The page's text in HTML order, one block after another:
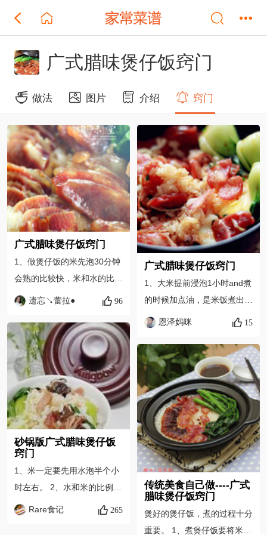
广式腊味煲仔饭窍门
做法 图片 介绍 窍门
广式腊味煲仔饭窍门
1、做煲仔饭的米先泡30分钟
会熟的比较快，米和水的比例
在1：1.5左右就行了。水不要
仔饭的颗粒口感了。 2、煮米
饭时锅中煮开立刻转小火，这
样可以避免溢锅和糊锅。如果
喜欢吃锅底略有些焦的感觉
的，可以适当多闷一会儿，整
个过程一直保持小火。 3、建
议尽量用石锅或砂锅。煲饭的
过程中要频繁转动锅子，这样
遗忘↘蕾拉● 96
砂锅版广式腊味煲仔饭
窍门
1、米一定要先用水泡半个小
时左右。 2、水和米的比例安
平时烧饭的比例就好。 3、用
Rare食记 265
广式腊味煲仔饭窍门
1、大米提前浸泡1小时and煮
的时候加点油，是米饭煮出来
好吃的关键 2、味汁按照那个
吃的时候味道不够可以再加
点，免的太咸。 家里没有砂
锅怎么破？嘿嘿，我也试过用
电饭煲来煮哦，也很不错~ 做
法一致哈。当然，用砂锅才更
正宗啦 :D 9图还太复杂？可
以简单理解三步走： 1、米饭
煮到8成熟 2、摆入腊味，磕
入鸡蛋 3、再煮5分钟焖15分
钟 最后淋入味汁，青菜葱花
点缀，开吃～ 除了腊肠，还
恩泽妈咪 15
传统美食自己做----广式
腊味煲仔饭窍门
煲好的煲仔饭，煮的过程十分
重要。 1、煮煲仔饭要将米洗